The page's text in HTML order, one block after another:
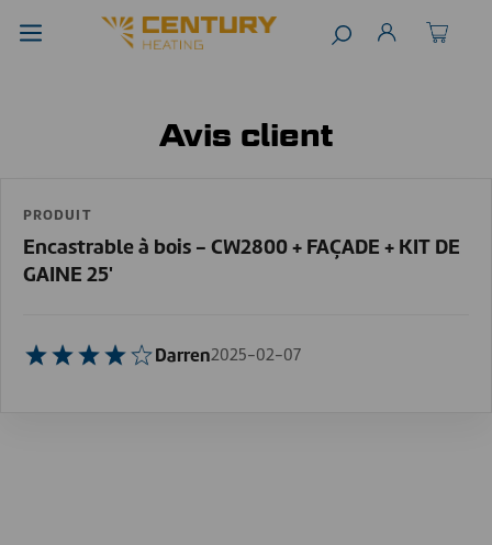
Avis client
PRODUIT
Encastrable à bois - CW2800 + FAÇADE + KIT DE
GAINE 25'
Darren2025-02-07